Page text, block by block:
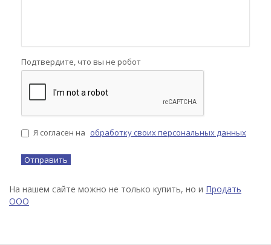
Подтвердите, что вы не робот
Я согласен на обработку своих персональных данных
На нашем сайте можно не только купить, но и Продать
ООО